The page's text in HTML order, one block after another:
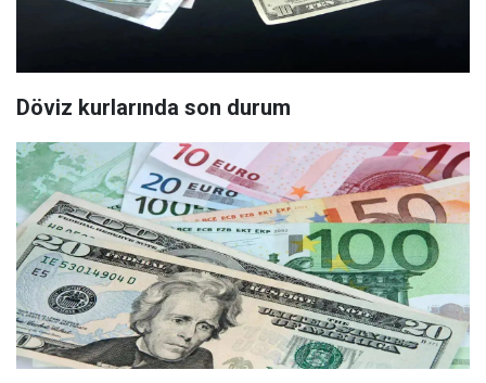
Döviz kurlarında son durum